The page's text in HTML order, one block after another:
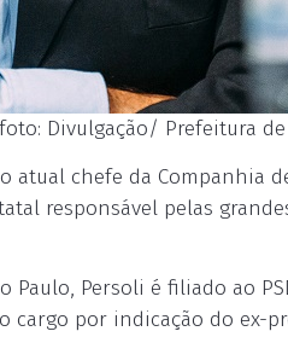
Divulgação/ Prefeitura de
atual chefe da Companhia
responsável pelas
Persoli é filiado ao
cargo por indicação do ex-